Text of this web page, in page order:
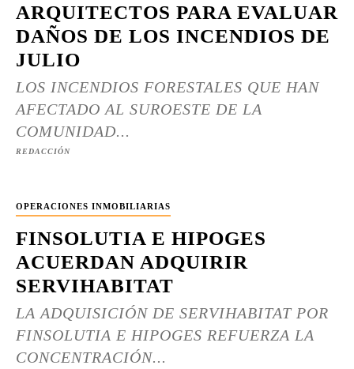
ARQUITECTOS PARA EVALUAR
DAÑOS DE LOS INCENDIOS DE
JULIO
LOS INCENDIOS FORESTALES QUE HAN
AFECTADO AL SUROESTE DE LA
COMUNIDAD...
REDACCIÓN
OPERACIONES INMOBILIARIAS
FINSOLUTIA E HIPOGES
ACUERDAN ADQUIRIR
SERVIHABITAT
LA ADQUISICIÓN DE SERVIHABITAT POR
FINSOLUTIA E HIPOGES REFUERZA LA
CONCENTRACIÓN...